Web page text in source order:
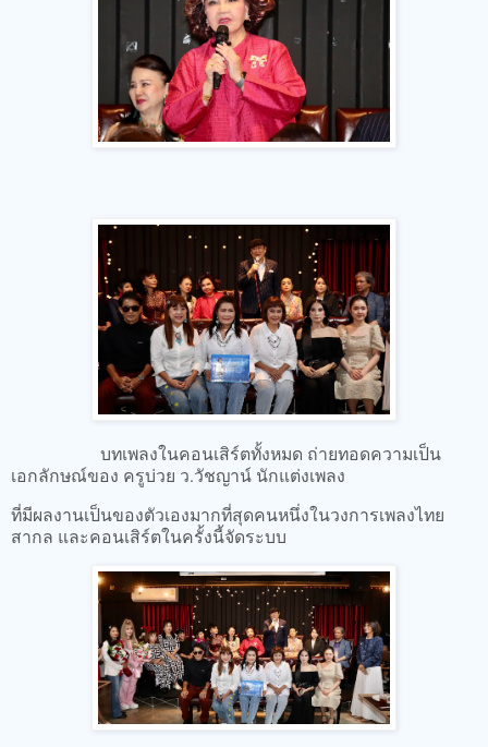
บทเพลงในคอนเสิร์ตทั้งหมด ถ่ายทอดความเป็น
เอกลักษณ์ของ ครูบ่วย ว.วัชญาน์ นักแต่งเพลง
ที่มีผลงานเป็นของตัวเองมากที่สุดคนหนึ่งในวงการเพลงไทย
สากล และคอนเสิร์ตในครั้งนี้จัดระบบ